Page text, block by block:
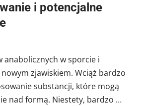
i potencjalne
anabolicznych w sporcie i
zjawiskiem. Wciąż bardzo
substancji, które mogą
nad formą. Niestety, bardzo …